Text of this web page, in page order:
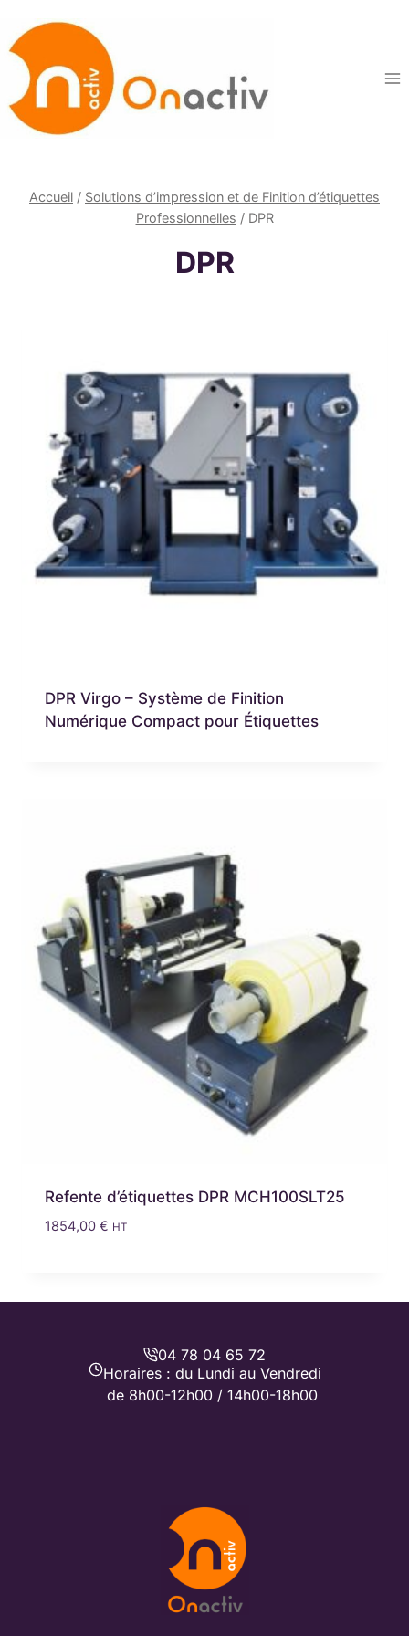
au
contenu
Accueil / Solutions d’impression et de Finition d’étiquettes
Professionnelles / DPR
DPR
DPR Virgo – Système de Finition
Numérique Compact pour Étiquettes
Refente d’étiquettes DPR MCH100SLT25
1854,00 € HT
04 78 04 65 72
Horaires : du Lundi au Vendredi
de 8h00-12h00 / 14h00-18h00